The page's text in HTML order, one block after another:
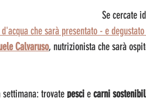
Se cercate
d'acqua che sarà presentato - e
Calvaruso, nutrizionista che sarà
trovate pesci e carni